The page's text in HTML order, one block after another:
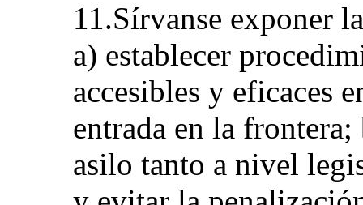
11.Sírvanse exponer
a) establecer
accesibles y eficaces
entrada en la
asilo tanto a nivel